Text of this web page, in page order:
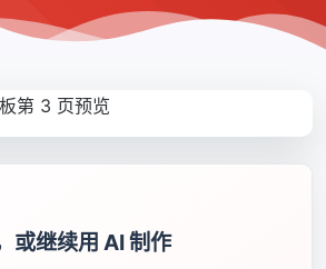
或继续用 AI 制作